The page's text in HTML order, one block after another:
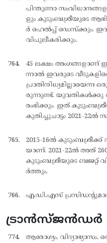
പിന്തുണാ
ളും കുടുംബശ്രീയുടെ
ര്‍ ഹെല്‍പ്പ് ഡെസ്ക്കും. ഇവ
വിപുലീകരിക്കും.
45 ലക്ഷം അംഗങ്ങളാണ്
ന്നാല്‍ ഇവരുടെ
രുന്നുണ്ട്. യുവതികള്‍ക്കു
രംഭിക്കും. ഇത്
കുതിച്ചുചാട്ടം 2021-22ല്‍
2015-16ല്‍
യാണ്. 2021-22ല്‍ അത്
കുടുംബശ്രീയുടെ ബജറ്റ്
ര്‍ത്തും.
എ.ഡി.എസ്
ട്രാൻസ്ജൻഡർ
ആരോഗ്യം,